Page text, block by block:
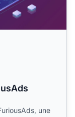
une